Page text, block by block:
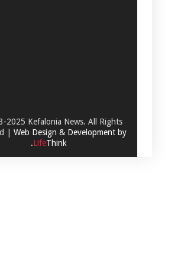
2025 Kefalonia News. All Rights
| Web Design & Development by
.LifeThink